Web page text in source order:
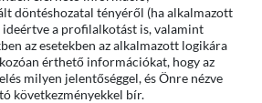
döntéshozatal tényéről (ha alkalmazott
ideértve a profilalkotást is, valamint
az esetekben az alkalmazott logikára
érthető információkat, hogy az
milyen jelentőséggel, és Önre nézve
következményekkel bír.